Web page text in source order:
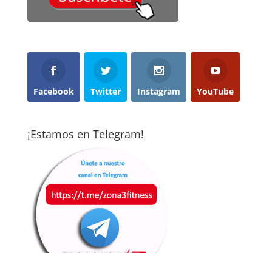
Facebook Twitter Instagram YouTube
¡Estamos en Telegram!